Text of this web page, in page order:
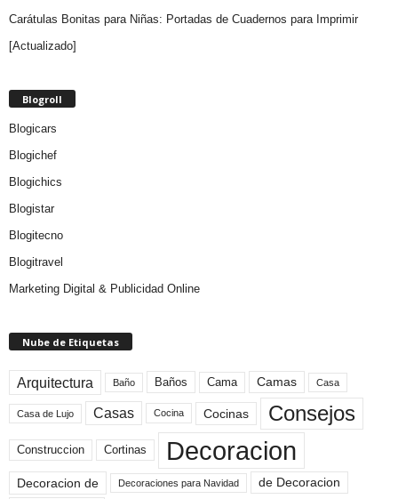
Carátulas Bonitas para Niñas: Portadas de Cuadernos para Imprimir
[Actualizado]
Blogroll
Blogicars
Blogichef
Blogichics
Blogistar
Blogitecno
Blogitravel
Marketing Digital & Publicidad Online
Nube de Etiquetas
Arquitectura Baño Baños Cama Camas Casa
Casa de Lujo Casas Cocina Cocinas Consejos
Construccion Cortinas Decoracion
Decoracion de Decoraciones para Navidad de Decoracion